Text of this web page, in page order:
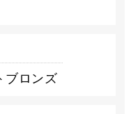
ブロンズ